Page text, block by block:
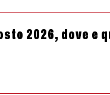
2026, dove e